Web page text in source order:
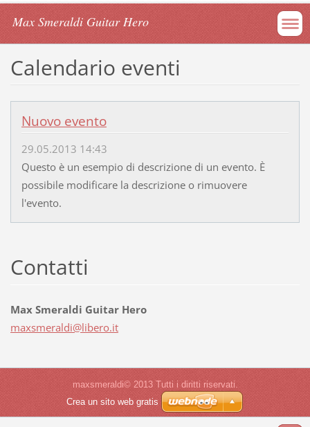
Max Smeraldi Guitar Hero
Calendario eventi
Nuovo evento
29.05.2013 14:43
Questo è un esempio di descrizione di un evento. È
possibile modificare la descrizione o rimuovere
l'evento.
Contatti
Max Smeraldi Guitar Hero
maxsmeraldi@libero.it
maxsmeraldi© 2013 Tutti i diritti riservati.
Crea un sito web gratis